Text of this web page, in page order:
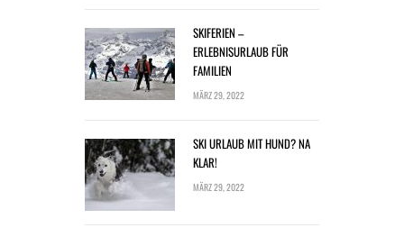
SKIFERIEN –
ERLEBNISURLAUB FÜR
FAMILIEN
MÄRZ 29, 2022
SKI URLAUB MIT HUND? NA
KLAR!
MÄRZ 29, 2022